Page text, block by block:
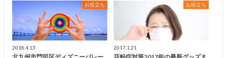
お役立ち
2018.4.13
お役立ち
2017.1.21